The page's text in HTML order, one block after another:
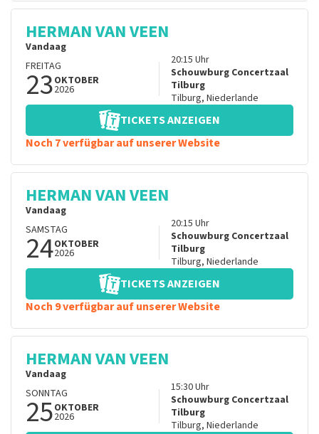
HERMAN VAN VEEN
Vandaag
FREITAG
23OKTOBER
2026
20:15 Uhr
Schouwburg Concertzaal
Tilburg
Tilburg, Niederlande
TICKETS ANZEIGEN
Noch 7 verfügbar auf unserer Website
HERMAN VAN VEEN
Vandaag
SAMSTAG
24OKTOBER
2026
20:15 Uhr
Schouwburg Concertzaal
Tilburg
Tilburg, Niederlande
TICKETS ANZEIGEN
Noch 9 verfügbar auf unserer Website
HERMAN VAN VEEN
Vandaag
SONNTAG
25OKTOBER
2026
15:30Uhr
Schouwburg Concertzaal
Tilburg
Tilburg, Niederlande